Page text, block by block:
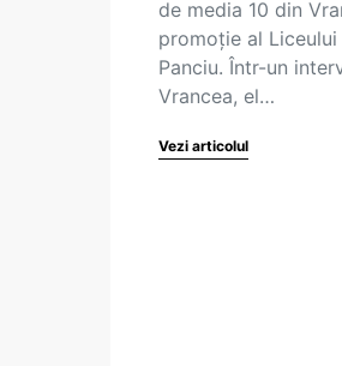
de media 10 din
promoție al Liceului
Panciu. Într-un
Vrancea, el…
Vezi articolul